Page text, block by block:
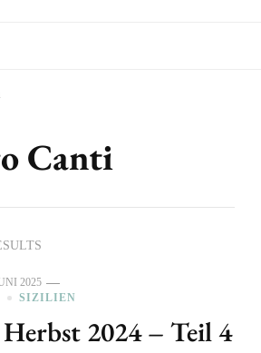
Canti
2025
SIZILIEN
2024 – Teil 4